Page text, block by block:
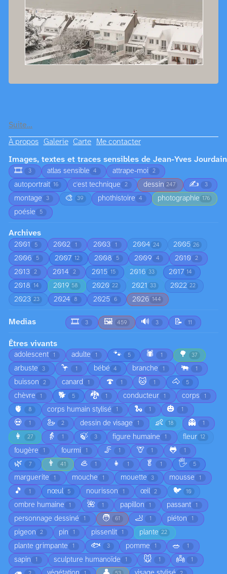
Suite…
À propos Galerie Carte Me contacter
Images, textes et traces sensibles de Jean-Yves Jourdain
🎞️
3 atlas sensible 4 attrape-moi 2
autoportrait 16 c'est technique 2 dessin 247 ✍️ 3
montage 3 🎨 39 phothistoire 4 photographie 176
poésie 5
Archives
2001 5 2002 1 2003 1 2004 24 2005 26
2006 5 2007 12 2008 5 2009 4 2010 2
2013 2 2014 2 2015 15 2016 33 2017 14
2018 14 2019 58 2020 22 2021 33 2022 22
2023 23 2024 8 2025 6 2026 144
Medias 🎞️ 3 🖼️ 459 🔊 3 📝 11
Êtres vivants
adolescent 1 adulte 1 🐾 5 🕷️ 1 🌳 37
arbuste 3 🦩 1 bébé 4 branche 1 🐃 1
buisson 2 canard 1 🍄 1 🐱 1 🐴 5
chèvre 1 🐕 5 🐉 1 conducteur 1 corps 1
🫀 8 corps humain stylisé 1 🐍 1 🎃 1
💀 1 🦢 2 dessin de visage 1 👶 18 👻 1
👩 27 👵 1 🍃 3 figure humaine 1 fleur 12
fougère 1 fourmi 1 🦵 1 🦒 1 🐸 1
🌿 7 👨 41 🦪 1 👧 1 🥬 1 🖐️ 5
marguerite 1 mouche 1 mouette 3 mousse 1
🎵 1 nœul 5 nourisson 1 œil 2 🐦 10
ombre humaine 1 🌺 1 papillon 1 passant 1
personnage dessiné 1 🧑 61 🦶 1 piéton 1
pigeon 2 pin 1 pissenlit 1 plante 22
plante grimpante 1 🐟 3 pomme 1 🥗 1
sapin 1 sculpture humanoïde 1 🐭 1 👼 1